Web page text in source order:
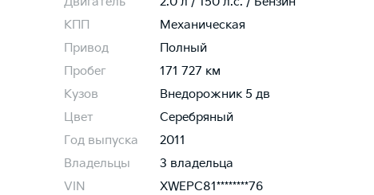
КПП
Механическая
Привод
Полный
Пробег
171 727 км
Кузов
Внедорожник 5 дв
Цвет
Серебряный
Год выпуска
2011
Владельцы
3 владельца
VIN
XWEPC81********76